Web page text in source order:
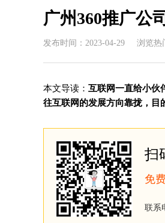
广州360推广公
发布时间：2023-04-29 浏览热
本文导读： 互联网一直给小伙
往互联网的发展方向靠拢，目
扫
免
联系